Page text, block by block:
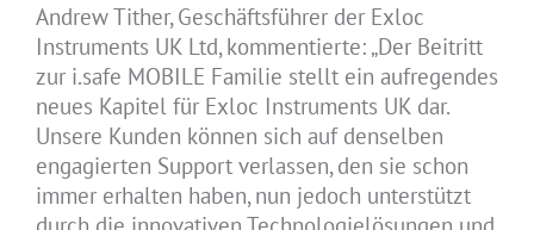
Andrew Tither, Geschäftsführer der Exloc
Instruments UK Ltd, kommentierte: „Der Beitritt
zur i.safe MOBILE Familie stellt ein aufregendes
neues Kapitel für Exloc Instruments UK dar.
Unsere Kunden können sich auf denselben
engagierten Support verlassen, den sie schon
immer erhalten haben, nun jedoch unterstützt